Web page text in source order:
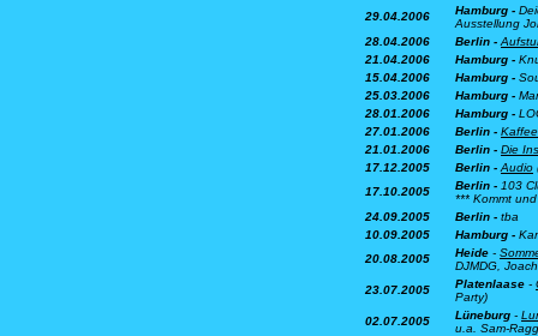
29.04.2006
Hamburg -
Ausstellung
28.04.2006
Berlin -
21.04.2006
Hamburg -
15.04.2006
Hamburg -
25.03.2006
Hamburg -
28.01.2006
Hamburg -
27.01.2006
Berlin -
21.01.2006
Berlin - Die
17.12.2005
Berlin - Audio
17.10.2005
Berlin - 103
*** Kommt
24.09.2005
Berlin - tba
10.09.2005
Hamburg -
20.08.2005
Heide -
DJMDG,
23.07.2005
Platenlaase -
Party)
02.07.2005
Lüneburg -
u.a. Sam-